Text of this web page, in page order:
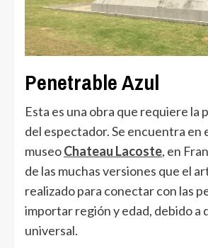
Penetrable Azul
Esta es una obra que requiere la
del espectador. Se encuentra en
museoChateau Lacoste, en
de las muchas versiones que el
realizado para conectar con las
importar región y edad, debido a
universal.